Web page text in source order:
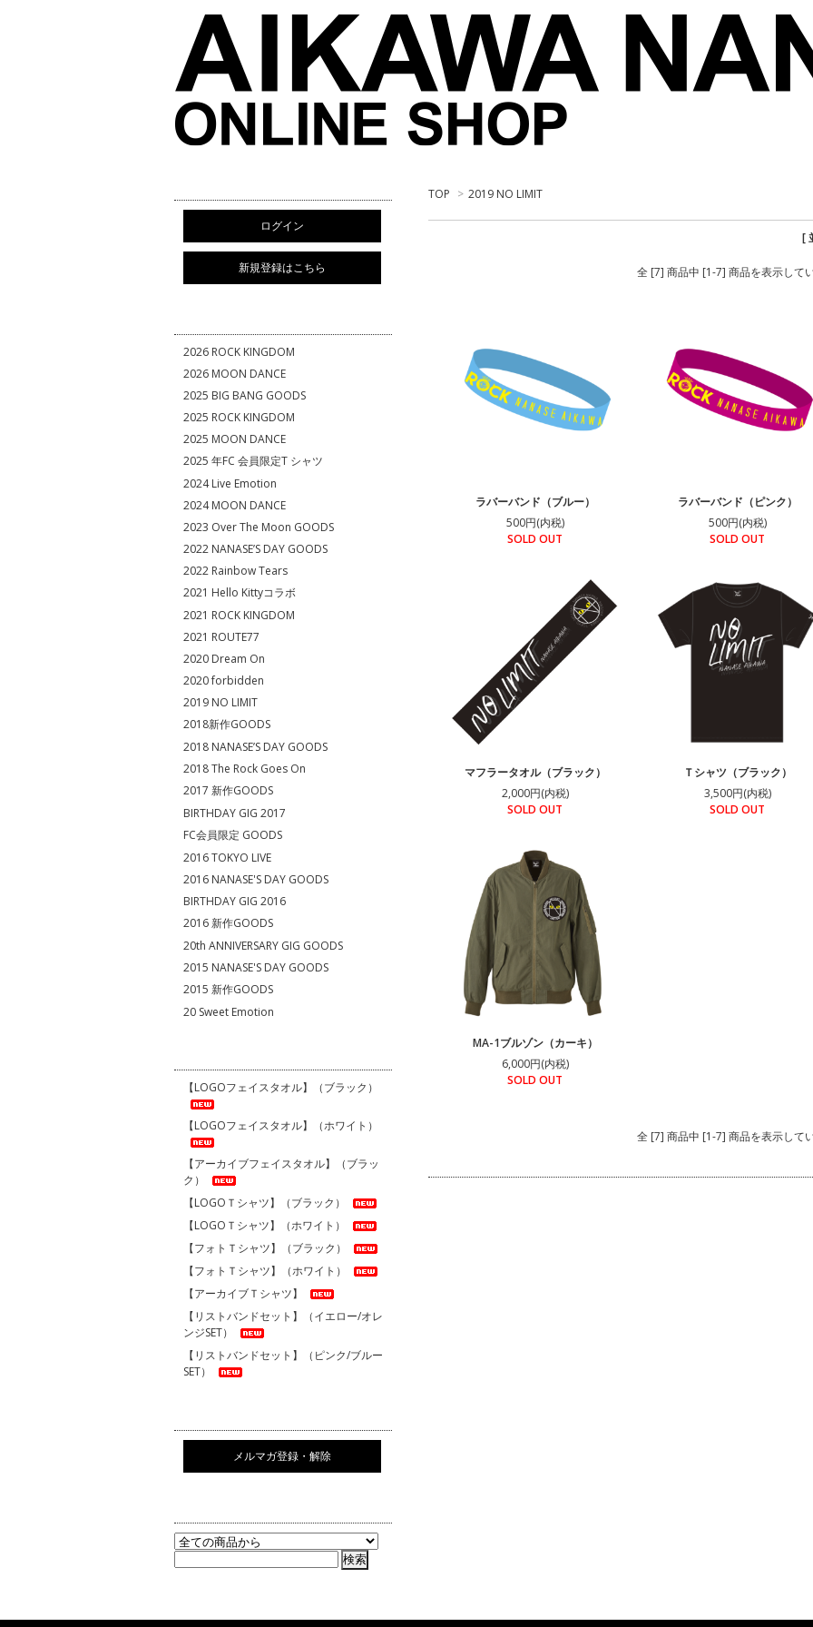
TOP > 2019 NO LIMIT
[
全 [7] 商品中 [1-7] 商品を表示して
ラバーバンド（ブルー）
500円(内税)
SOLD OUT
ラバーバンド（ピンク）
500円(内税)
SOLD OUT
マフラータオル（ブラック）
2,000円(内税)
SOLD OUT
Ｔシャツ（ブラック）
3,500円(内税)
SOLD OUT
MA-1ブルゾン（カーキ）
6,000円(内税)
SOLD OUT
全 [7] 商品中 [1-7] 商品を表示して
ログイン
新規登録はこちら
2026 ROCK KINGDOM
2026 MOON DANCE
2025 BIG BANG GOODS
2025 ROCK KINGDOM
2025 MOON DANCE
2025 年FC 会員限定T シャツ
2024 Live Emotion
2024 MOON DANCE
2023 Over The Moon GOODS
2022 NANASE’S DAY GOODS
2022 Rainbow Tears
2021 Hello Kittyコラボ
2021 ROCK KINGDOM
2021 ROUTE77
2020 Dream On
2020 forbidden
2019 NO LIMIT
2018新作GOODS
2018 NANASE’S DAY GOODS
2018 The Rock Goes On
2017 新作GOODS
BIRTHDAY GIG 2017
FC会員限定 GOODS
2016 TOKYO LIVE
2016 NANASE'S DAY GOODS
BIRTHDAY GIG 2016
2016 新作GOODS
20th ANNIVERSARY GIG GOODS
2015 NANASE'S DAY GOODS
2015 新作GOODS
20 Sweet Emotion
【LOGOフェイスタオル】（ブラック）
【LOGOフェイスタオル】（ホワイト）
【アーカイブフェイスタオル】（ブラッ
ク）
【LOGOＴシャツ】（ブラック）
【LOGOＴシャツ】（ホワイト）
【フォトＴシャツ】（ブラック）
【フォトＴシャツ】（ホワイト）
【アーカイブＴシャツ】
【リストバンドセット】（イエロー/オレ
ンジSET）
【リストバンドセット】（ピンク/ブルー
SET）
メルマガ登録・解除